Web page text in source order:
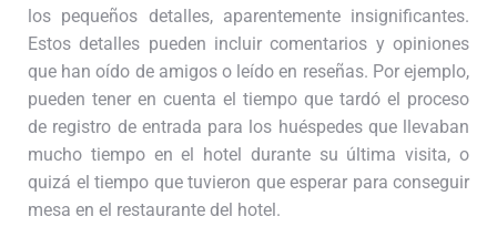
los pequeños detalles, aparentemente insignificantes.
Estos detalles pueden incluir comentarios y opiniones
que han oído de amigos o leído en reseñas. Por ejemplo,
pueden tener en cuenta el tiempo que tardó el proceso
de registro de entrada para los huéspedes que llevaban
mucho tiempo en el hotel durante su última visita, o
quizá el tiempo que tuvieron que esperar para conseguir
mesa en el restaurante del hotel.